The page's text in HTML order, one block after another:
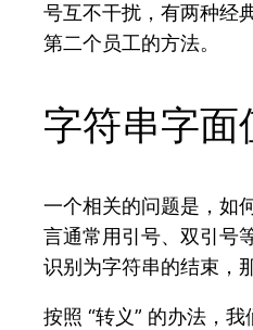
号互不干扰，有两种经
第二个员工的方法。
字符串字
一个相关的问题是，如
言通常用引号、双引号
识别为字符串的结束，
按照 “转义” 的办法，